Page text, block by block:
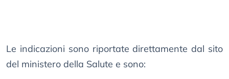
Le indicazioni sono riportate direttamente dal sito
del ministero della Salute e sono: